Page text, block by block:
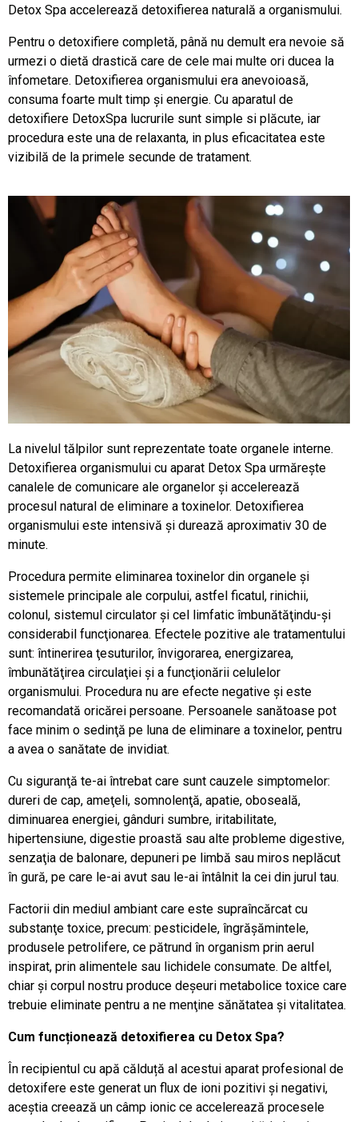
Detox Spa accelerează detoxifierea naturală a organismului.
Pentru o detoxifiere completă, până nu demult era nevoie să
urmezi o dietă drastică care de cele mai multe ori ducea la
înfometare. Detoxifierea organismului era anevoioasă,
consuma foarte mult timp și energie. Cu aparatul de
detoxifiere DetoxSpa lucrurile sunt simple si plăcute, iar
procedura este una de relaxanta, in plus eficacitatea este
vizibilă de la primele secunde de tratament.
La nivelul tălpilor sunt reprezentate toate organele interne.
Detoxifierea organismului cu aparat Detox Spa urmărește
canalele de comunicare ale organelor și accelerează
procesul natural de eliminare a toxinelor. Detoxifierea
organismului este intensivă și durează aproximativ 30 de
minute.
Procedura permite eliminarea toxinelor din organele şi
sistemele principale ale corpului, astfel ficatul, rinichii,
colonul, sistemul circulator şi cel limfatic îmbunătăţindu-şi
considerabil funcţionarea. Efectele pozitive ale tratamentului
sunt: întinerirea ţesuturilor, învigorarea, energizarea,
îmbunătăţirea circulaţiei şi a funcţionării celulelor
organismului. Procedura nu are efecte negative şi este
recomandată oricărei persoane. Persoanele sanătoase pot
face minim o sedinţă pe luna de eliminare a toxinelor, pentru
a avea o sanătate de invidiat.
Cu siguranţă te-ai întrebat care sunt cauzele simptomelor:
dureri de cap, ameţeli, somnolenţă, apatie, oboseală,
diminuarea energiei, gânduri sumbre, iritabilitate,
hipertensiune, digestie proastă sau alte probleme digestive,
senzaţia de balonare, depuneri pe limbă sau miros neplăcut
în gură, pe care le-ai avut sau le-ai întâlnit la cei din jurul tau.
Factorii din mediul ambiant care este supraîncărcat cu
substanţe toxice, precum: pesticidele, îngrăşămintele,
produsele petrolifere, ce pătrund în organism prin aerul
inspirat, prin alimentele sau lichidele consumate. De altfel,
chiar şi corpul nostru produce deşeuri metabolice toxice care
trebuie eliminate pentru a ne menţine sănătatea şi vitalitatea.
Cum funcționează detoxifierea cu Detox Spa?
În recipientul cu apă călduță al acestui aparat profesional de
detoxifere este generat un flux de ioni pozitivi și negativi,
aceștia creează un câmp ionic ce accelerează procesele